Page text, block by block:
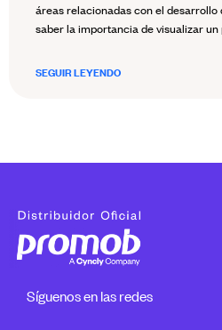
áreas relacionadas con el desarrollo
saber la importancia de visualizar
SEGUIR LEYENDO
Síguenos en las redes